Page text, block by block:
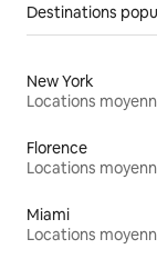
Destinations
New York
Florence
Miami